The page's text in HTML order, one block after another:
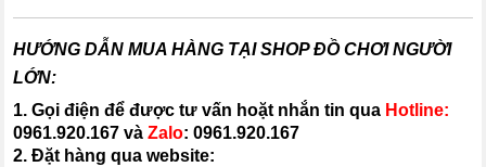
HƯỚNG DẪN MUA HÀNG TẠI SHOP ĐỒ CHƠI NGƯỜI
LỚN:
1. Gọi điện để được tư vấn hoặt nhắn tin qua Hotline:
0961.920.167 vàZalo:0961.920.167
2. Đặt hàng qua website: